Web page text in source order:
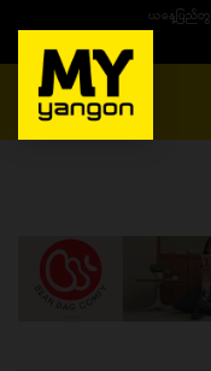
ယနေ့ပြည်တွင်း ၁
MENU